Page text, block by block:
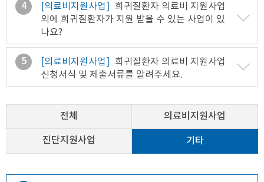
4 [의료비지원사업]
희귀질환자 의료비 지원사업
외에 희귀질환자가 지원 받을 수 있는 사업이 있
나요?
5 [의료비지원사업]
희귀질환자 의료비 지원사업
신청서식 및 제출서류를 알려주세요.
전체 의료비지원사업
진단지원사업 기타